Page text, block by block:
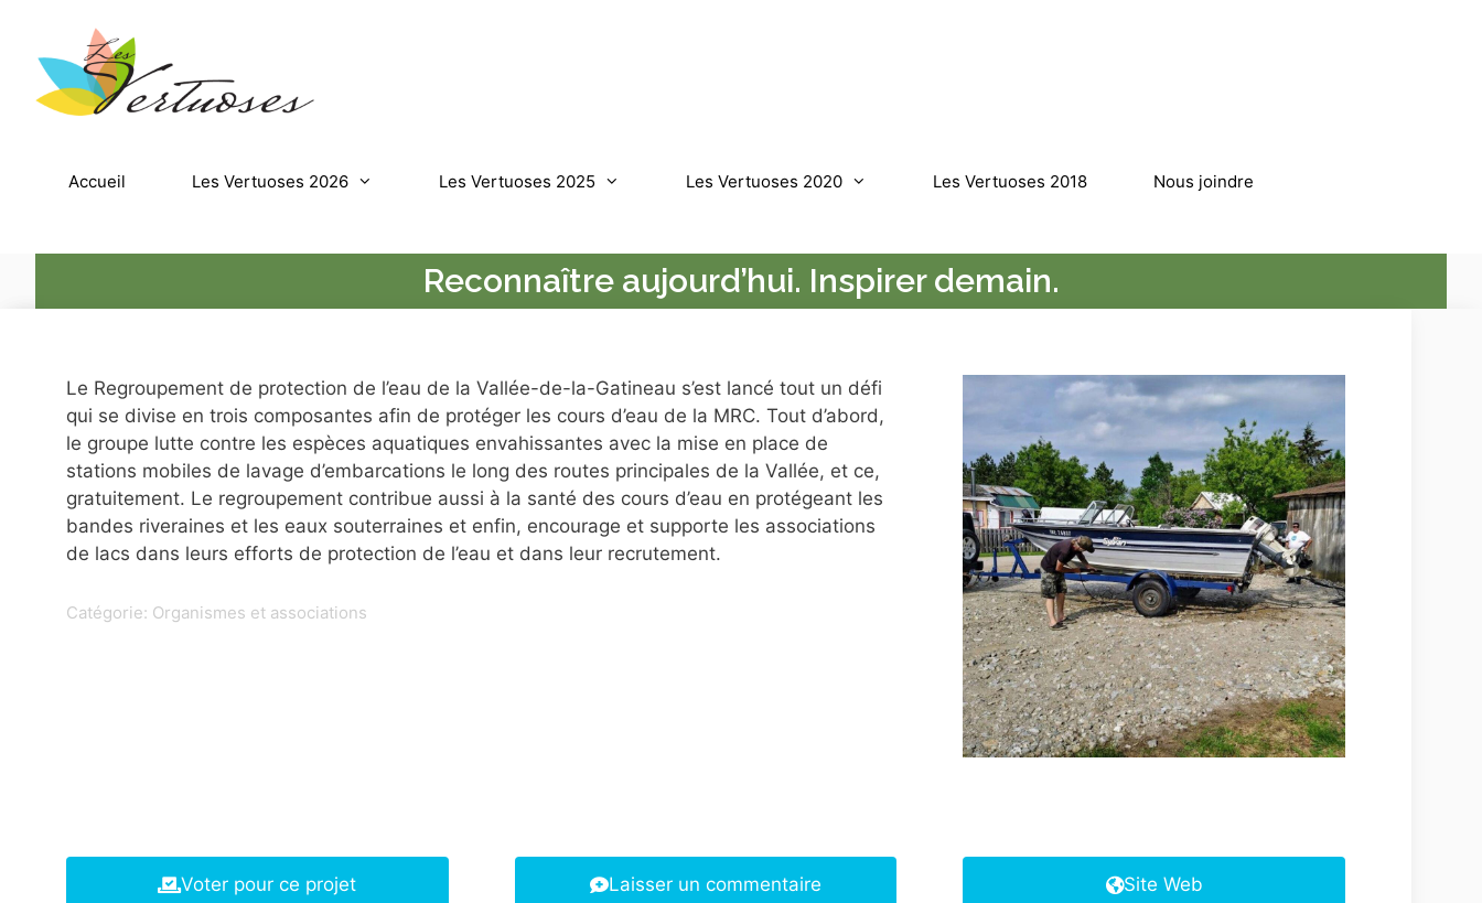
Accueil Les Vertuoses 2026 Les Vertuoses 2025 Les Vertuoses 2020 Les Vertuoses 2018 Nous joindre
Reconnaître aujourd’hui. Inspirer demain.
Le Regroupement de protection de l’eau de la Vallée-de-la-Gatineau s’est lancé tout un défi
qui se divise en trois composantes afin de protéger les cours d’eau de la MRC. Tout d’abord,
le groupe lutte contre les espèces aquatiques envahissantes avec la mise en place de
stations mobiles de lavage d’embarcations le long des routes principales de la Vallée, et ce,
gratuitement. Le regroupement contribue aussi à la santé des cours d’eau en protégeant les
bandes riveraines et les eaux souterraines et enfin, encourage et supporte les associations
de lacs dans leurs efforts de protection de l’eau et dans leur recrutement.
Catégorie: Organismes et associations
Voter pour ce projet Laisser un commentaire Site Web